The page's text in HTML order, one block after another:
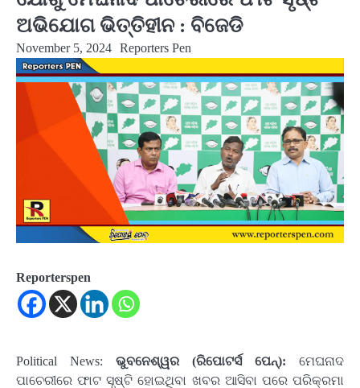
ଅଭିଯୋଗ ଭିତ୍ତିହୀନ : ବିଜେଡି
November 5, 2024 Reporters Pen
Reporterspen
Political News: ଭୁବନେଶ୍ୱର (ରିପୋଟର୍ସ ପେନ୍‌): ମେଘନାଦ
ପାଚେରୀରେ ଫାଟ ସୃଷ୍ଟି ହୋଇଥିବା ଖବର ଆସିବା ପରେ ପରିକ୍ରମା